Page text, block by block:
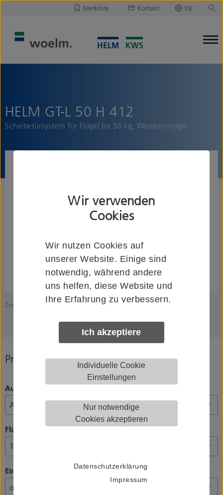
Wir verwenden
Cookies
Wir nutzen Cookies auf
unserer Website. Einige sind
notwendig, während andere
uns helfen, diese Website und
Ihre Erfahrung zu verbessern.
Ich akzeptiere
Individuelle Cookie
Einstellungen
Nur notwendige
Cookies akzeptieren
Datenschutzerklärung
Impressum
Merkliste Kontakt DE
HELM GT-L 50 H 412
Schiebetürsystem für Flügel bis 50 kg, Wandmontage
Zeichnung zeigt HELM GT.L50.H.412..
Produkt konfigurieren
Ausführung
Flügelanzahl
Einzugsdämpfung